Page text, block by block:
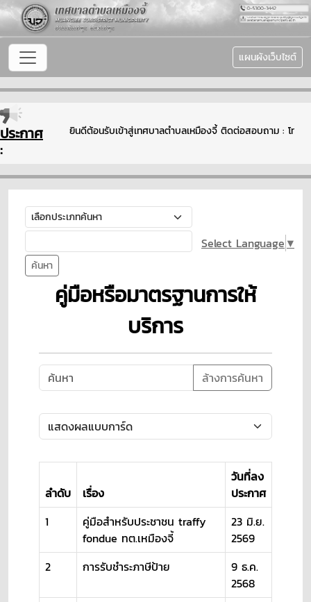
แผนผังเว็บไซต์
ประกาศ
:
ยินดีต้อนรับเข้าสู่เทศบาลตำบลเหมืองจี้ ติดต่อสอบถาม : โทร
ค้นหา
Select Language ▼
คู่มือหรือมาตรฐานการให้
บริการ
ล้างการค้นหา
ลำดับ เรื่อง
วันที่ลง
ประกาศ
1
คู่มือสำหรับประชาชน traffy
fondue ทต.เหมืองจี้
23 มิ.ย.
2569
2
การรับชำระภาษีป้าย
9 ธ.ค.
2568